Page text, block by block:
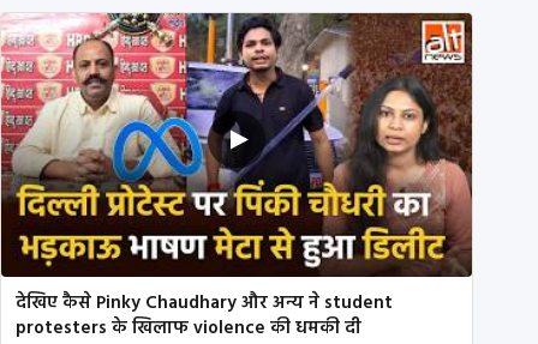
देखिए कैसे Pinky Chaudhary और अन्य ने student
protesters के खिलाफ violence की धमकी दी